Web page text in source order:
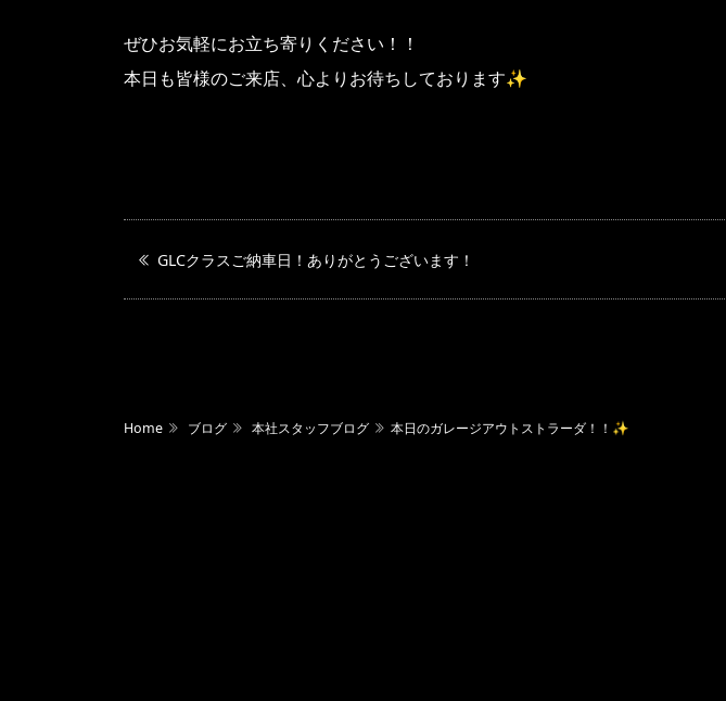
ぜひお気軽にお立ち寄りください！！
本日も皆様のご来店、心よりお待ちしております✨
GLCクラスご納車日！ありがとうございます！
Home ブログ 本社スタッフブログ 本日のガレージアウトストラーダ！！✨